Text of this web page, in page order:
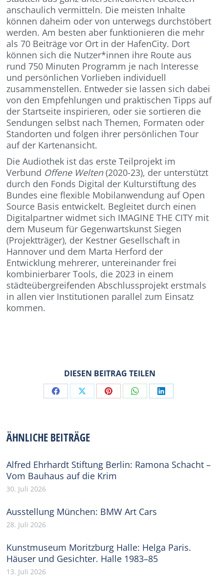
anschaulich vermitteln. Die meisten Inhalte
können daheim oder von unterwegs durchstöbert
werden. Am besten aber funktionieren die mehr
als 70 Beiträge vor Ort in der HafenCity. Dort
können sich die Nutzer*innen ihre Route aus
rund 750 Minuten Programm je nach Interesse
und persönlichen Vorlieben individuell
zusammenstellen. Entweder sie lassen sich dabei
von den Empfehlungen und praktischen Tipps auf
der Startseite inspirieren, oder sie sortieren die
Sendungen selbst nach Themen, Formaten oder
Standorten und folgen ihrer persönlichen Tour
auf der Kartenansicht.
Die Audiothek ist das erste Teilprojekt im
Verbund Offene Welten(2020-23), der unterstützt
durch den Fonds Digital der Kulturstiftung des
Bundes eine flexible Mobilanwendung auf Open
Source Basis entwickelt. Begleitet durch einen
Digitalpartner widmet sich IMAGINE THE CITY mit
dem Museum für Gegenwartskunst Siegen
(Projektträger), der Kestner Gesellschaft in
Hannover und dem Marta Herford der
Entwicklung mehrerer, untereinander frei
kombinierbarer Tools, die 2023 in einem
städteübergreifenden Abschlussprojekt erstmals
in allen vier Institutionen parallel zum Einsatz
kommen.
DIESEN BEITRAG TEILEN
Share Share Share Share Share
ÄHNLICHE BEITRÄGE
Alfred Ehrhardt Stiftung Berlin: Ramona Schacht –
Vom Bauhaus auf die Krim
30. Juli 2026
Ausstellung München: BMW Art Cars
28. Juli 2026
Kunstmuseum Moritzburg Halle: Helga Paris.
Häuser und Gesichter. Halle 1983–85
13. Juli 2026